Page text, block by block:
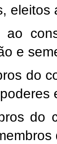
eleitos
ao
e
do
do